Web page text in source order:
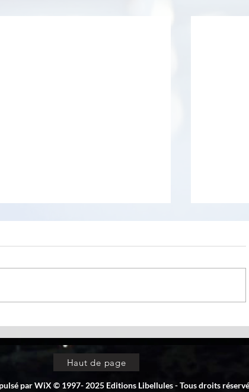
réseau
Haut de page
par WiX © 1997- 2025 Editions Libellules - Tous droits